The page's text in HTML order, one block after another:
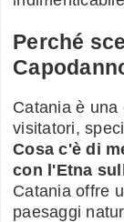
Perché
Catania è una
visitatori,
Cosa c'è di
con l'Etna
Catania offre
paesaggi